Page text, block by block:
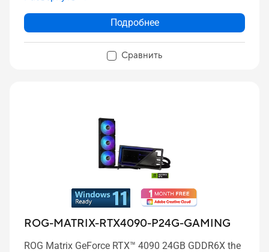
Подробнее
Сравнить
ROG-MATRIX-RTX4090-P24G-GAMING
ROG Matrix GeForce RTX™ 4090 24GB GDDR6X the